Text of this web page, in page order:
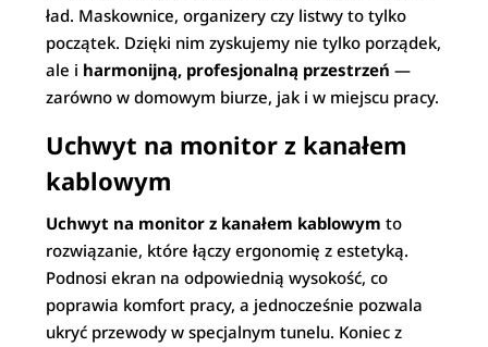
ład. Maskownice, organizery czy listwy to tylko
początek. Dzięki nim zyskujemy nie tylko porządek,
ale i harmonijną, profesjonalną przestrzeń —
zarówno w domowym biurze, jak i w miejscu pracy.
Uchwyt na monitor z kanałem
kablowym
Uchwyt na monitor z kanałem kablowym to
rozwiązanie, które łączy ergonomię z estetyką.
Podnosi ekran na odpowiednią wysokość, co
poprawia komfort pracy, a jednocześnie pozwala
ukryć przewody w specjalnym tunelu. Koniec z